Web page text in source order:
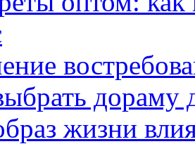
дораму
жизни